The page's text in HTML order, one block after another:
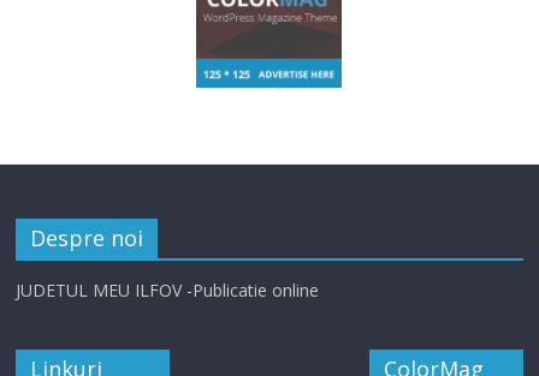
Despre noi
JUDETUL MEU ILFOV -Publicatie online
Linkuri
ColorMag